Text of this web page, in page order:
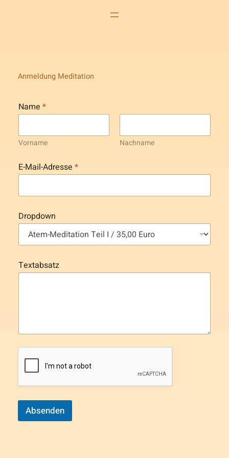
Anmeldung Meditation
a
m
N
a
e
N
m
Name *
Vorname Nachname
E-Mail-Adresse *
Dropdown
Textabsatz
Absenden